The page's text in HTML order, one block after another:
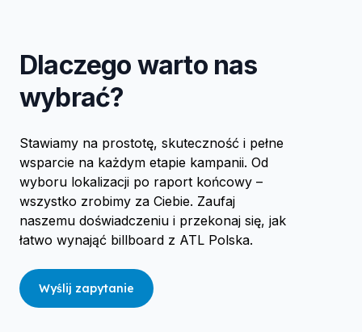
Dlaczego warto nas
wybrać?
Stawiamy na prostotę, skuteczność i pełne
wsparcie na każdym etapie kampanii. Od
wyboru lokalizacji po raport końcowy –
wszystko zrobimy za Ciebie. Zaufaj
naszemu doświadczeniu i przekonaj się, jak
łatwo wynająć billboard z ATL Polska.
Wyślij zapytanie